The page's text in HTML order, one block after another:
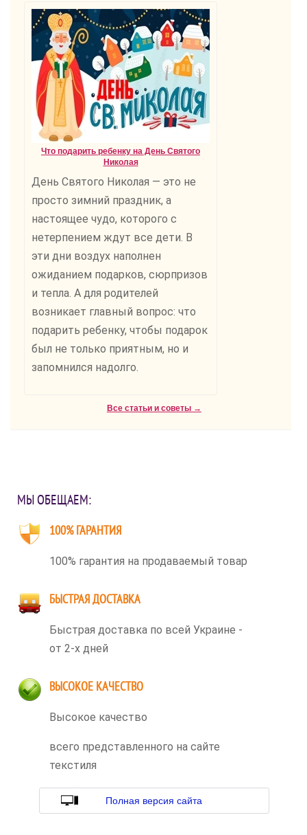
Что подарить ребенку на День Святого
Николая
День Святого Николая — это не
просто зимний праздник, а
настоящее чудо, которого с
нетерпением ждут все дети. В
эти дни воздух наполнен
ожиданием подарков, сюрпризов
и тепла. А для родителей
возникает главный вопрос: что
подарить ребенку, чтобы подарок
был не только приятным, но и
запомнился надолго.
Все статьи и советы →
МЫ ОБЕЩАЕМ:
100% ГАРАНТИЯ
100% гарантия на продаваемый товар
БЫСТРАЯ ДОСТАВКА
Быстрая доставка по всей Украине -
от 2-х дней
ВЫСОКОЕ КАЧЕСТВО
Высокое качество
всего представленного на сайте
текстиля
Полная версия сайта